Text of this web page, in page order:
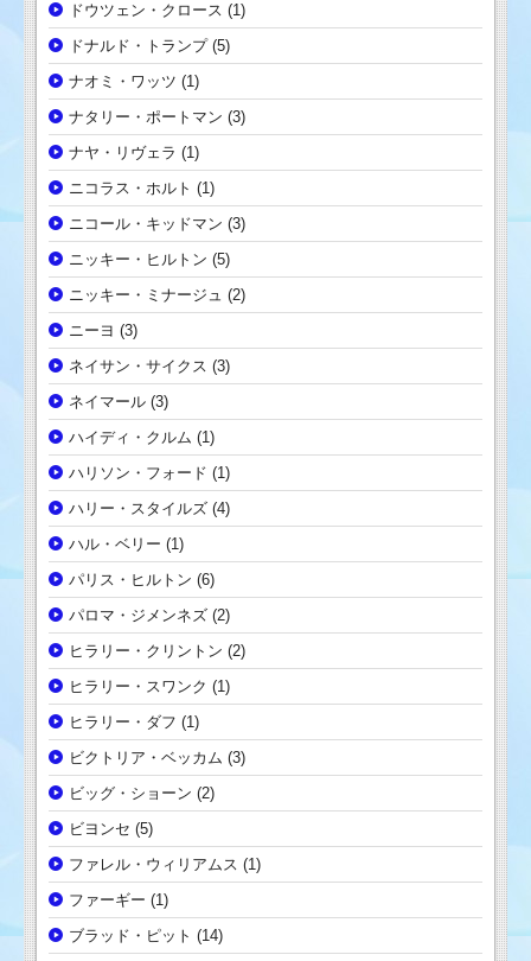
ドウツェン・クロース (1)
ドナルド・トランプ(5)
ナオミ・ワッツ (1)
ナタリー・ポートマン (3)
ナヤ・リヴェラ (1)
ニコラス・ホルト (1)
ニコール・キッドマン (3)
ニッキー・ヒルトン (5)
ニッキー・ミナージュ (2)
ニーヨ (3)
ネイサン・サイクス (3)
ネイマール (3)
ハイディ・クルム (1)
ハリソン・フォード (1)
ハリー・スタイルズ (4)
ハル・ベリー (1)
パリス・ヒルトン (6)
パロマ・ジメンネズ (2)
ヒラリー・クリントン (2)
ヒラリー・スワンク (1)
ヒラリー・ダフ (1)
ビクトリア・ベッカム (3)
ビッグ・ショーン (2)
ビヨンセ (5)
ファレル・ウィリアムス (1)
ファーギー (1)
ブラッド・ピット (14)